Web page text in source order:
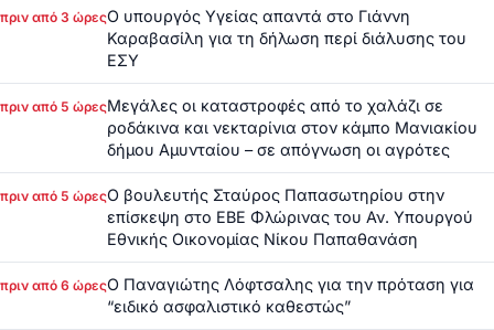
πριν από 3 ώρεςΟ υπουργός Υγείας απαντά στο Γιάννη
Καραβασίλη για τη δήλωση περί διάλυσης του
ΕΣΥ
πριν από 5 ώρεςΜεγάλες οι καταστροφές από το χαλάζι σε
ροδάκινα και νεκταρίνια στον κάμπο Μανιακίου
δήμου Αμυνταίου – σε απόγνωση οι αγρότες
πριν από 5 ώρεςΟ βουλευτής Σταύρος Παπασωτηρίου στην
επίσκεψη στο ΕΒΕ Φλώρινας του Αν. Υπουργού
Εθνικής Οικονομίας Νίκου Παπαθανάση
πριν από 6 ώρεςΟ Παναγιώτης Λόφτσαλης για την πρόταση για
“ειδικό ασφαλιστικό καθεστώς”